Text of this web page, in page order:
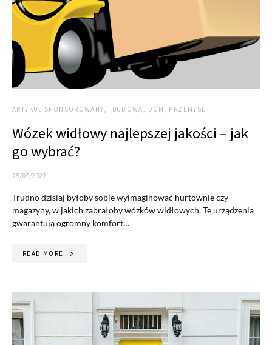
ARTYKUŁ SPONSOROWANY BUDOWA, DOM, PRZEMYSŁ
Wózek widłowy najlepszej jakości – jak
go wybrać?
25/07/2022
Trudno dzisiaj byłoby sobie wyimaginować hurtownie czy
magazyny, w jakich zabrałoby wózków widłowych. Te urządzenia
gwarantują ogromny komfort…
READ MORE